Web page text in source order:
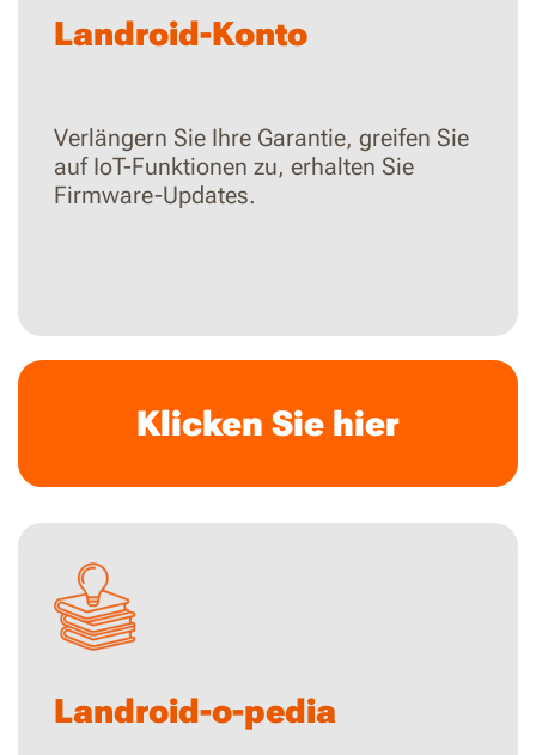
Landroid-Konto
Verlängern Sie Ihre Garantie, greifen Sie
auf IoT-Funktionen zu, erhalten Sie
Firmware-Updates.
Klicken Sie hier
Landroid-o-pedia